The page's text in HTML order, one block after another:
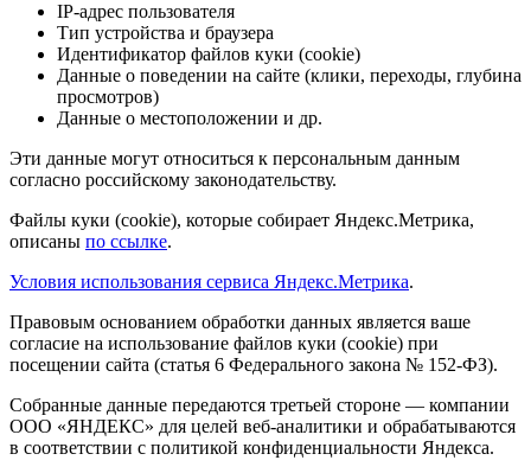
IP-адрес пользователя
Тип устройства и браузера
Идентификатор файлов куки (cookie)
Данные о поведении на сайте (клики, переходы, глубина
просмотров)
Данные о местоположении и др.
Эти данные могут относиться к персональным данным
согласно российскому законодательству.
Файлы куки (cookie), которые собирает Яндекс.Метрика,
описаны по ссылке.
Условия использования сервиса Яндекс.Метрика.
Правовым основанием обработки данных является ваше
согласие на использование файлов куки (cookie) при
посещении сайта (статья 6 Федерального закона № 152-ФЗ).
Собранные данные передаются третьей стороне — компании
ООО «ЯНДЕКС» для целей веб-аналитики и обрабатываются
в соответствии с политикой конфиденциальности Яндекса.